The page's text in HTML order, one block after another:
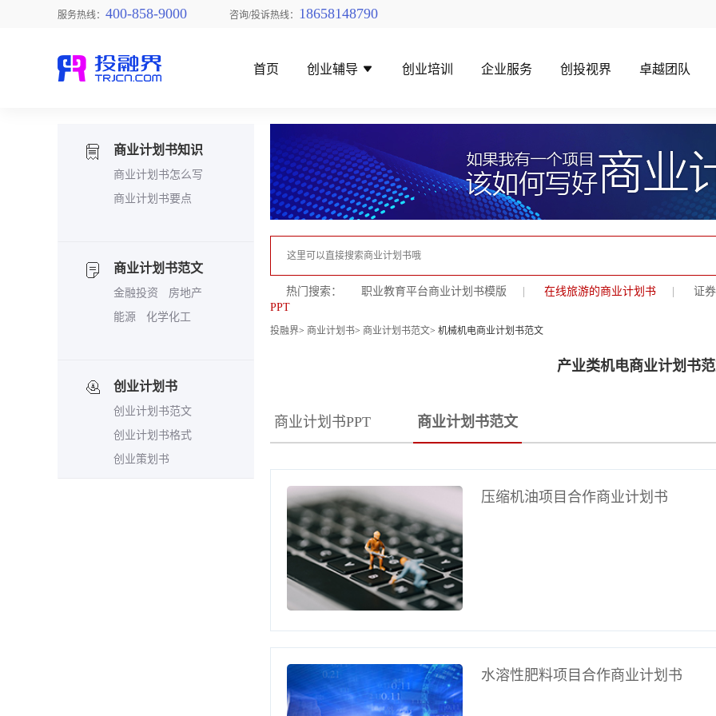
服务热线： 400-858-9000 咨询/投诉热线： 18658148790
首页 创业辅导 创业培训 企业服务 创投视界 卓越团队
找创业项目 找创投机构 创投对接活动
商业计划书知识
商业计划书怎么写
商业计划书要点
商业计划书范文
金融投资
房地产
能源
化学化工
创业计划书
创业计划书范文
创业计划书格式
创业策划书
热门搜索： 职业教育平台商业计划书模版 在线旅游的商业计划书 证
PPT
投融界> 商业计划书> 商业计划书范文> 机械机电商业计划书范文
产业类机电商业计划书
商业计划书PPT 商业计划书范文
压缩机油项目合作商业计划书
水溶性肥料项目合作商业计划书